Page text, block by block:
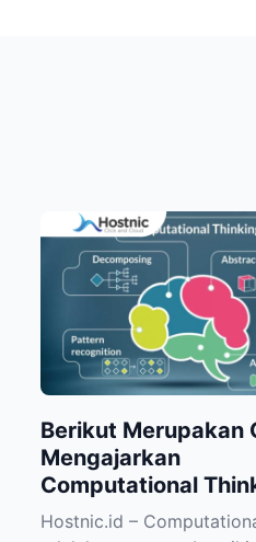
Berikut Merupakan
Mengajarkan
Computational
Hostnic.id –